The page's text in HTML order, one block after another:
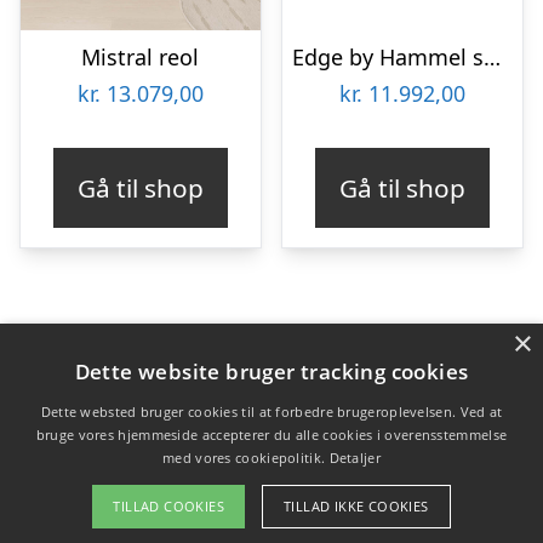
Mistral reol
kr. 13.079,00
Gå til shop
Edge by Hammel skænk 20
kr. 11.992,00
Gå til shop
Varekategorier
Produkter
Copyright 2026 - Pilanto Aps
Forside
Om / kontakt Blog Betingelser
×
Dette website bruger tracking cookies
Dette websted bruger cookies til at forbedre brugeroplevelsen. Ved at
bruge vores hjemmeside accepterer du alle cookies i overensstemmelse
med vores cookiepolitik. Detaljer
TILLAD COOKIES TILLAD IKKE COOKIES